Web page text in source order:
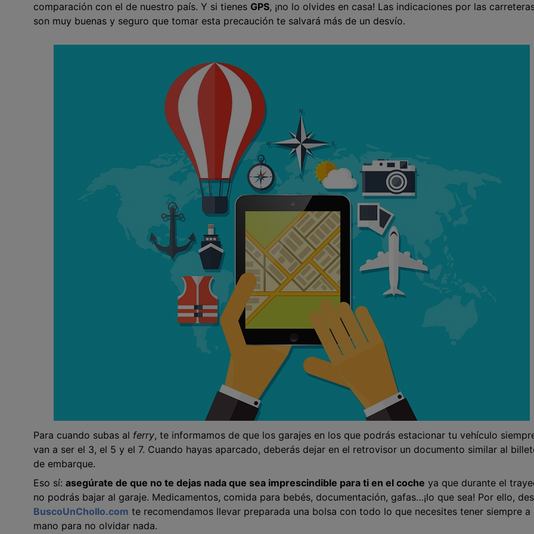
comparación con el de nuestro país. Y si tienes GPS, ¡no lo olvides en casa! Las indicaciones por las
son muy buenas y seguro que tomar esta precaución te salvará más de un desvío.
Para cuando subas al ferry, te informamos de que los garajes en los que podrás estacionar tu vehículo
van a ser el 3, el 5 y el 7. Cuando hayas aparcado, deberás dejar en el retrovisor un documento similar al
de embarque.
Eso sí: asegúrate de que no te dejas nada que sea imprescindible para ti en el coche ya que durante el
no podrás bajar al garaje. Medicamentos, comida para bebés, documentación, gafas…¡lo que sea! Por ello,
BuscoUnChollo.com te recomendamos llevar preparada una bolsa con todo lo que necesites tener siempre a
mano para no olvidar nada.